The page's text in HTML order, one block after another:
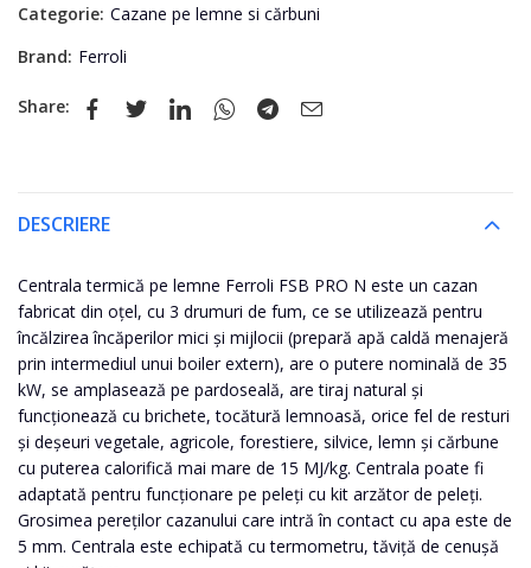
Categorie: Cazane pe lemne si cărbuni
Brand: Ferroli
Share:
DESCRIERE
Centrala termică pe lemne Ferroli FSB PRO N este un cazan
fabricat din oțel, cu 3 drumuri de fum, ce se utilizează pentru
încălzirea încăperilor mici și mijlocii (prepară apă caldă menajeră
prin intermediul unui boiler extern), are o putere nominală de 35
kW, se amplasează pe pardoseală, are tiraj natural și
funcționează cu brichete, tocătură lemnoasă, orice fel de resturi
și deșeuri vegetale, agricole, forestiere, silvice, lemn și cărbune
cu puterea calorifică mai mare de 15 MJ/kg. Centrala poate fi
adaptată pentru funcționare pe peleți cu kit arzător de peleți.
Grosimea pereților cazanului care intră în contact cu apa este de
5 mm. Centrala este echipată cu termometru, tăviță de cenușă